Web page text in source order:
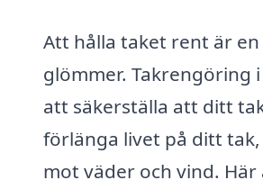
Att hålla taket rent är
glömmer. Takrengöring
att säkerställa att ditt
förlänga livet på ditt
mot väder och vind.